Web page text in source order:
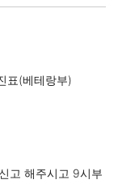
표(베테랑부)
고 해주시고 9시부